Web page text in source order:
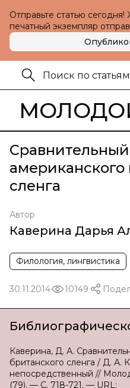
Отправьте статью
печатный экземпляр
американского
сленга
Автор
Каверина Дарья
Филология, лингвистика
30.11.2014 10149
Каверина, Д. А.
британского сленга / Д. А.
непосредственный //
(79). — С. 718-721. — URL: